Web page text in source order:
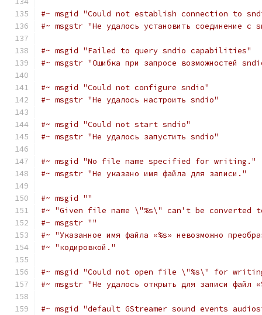
#~ msgid "Could not establish connection to
#~ msgstr "Не удалось установить соединение с
#~ msgid "Failed to query sndio capabilities"
#~ msgstr "Ошибка при запросе возможностей
#~ msgid "Could not configure sndio"
#~ msgstr "Не удалось настроить sndio"
#~ msgid "Could not start sndio"
#~ msgstr "Не удалось запустить sndio"
#~ msgid "No file name specified for writing."
#~ msgstr "Не указано имя файла для записи."
#~ msgid ""
#~ "Given file name \"%s\" can't be converted
#~ msgstr ""
#~ "Указанное имя файла «%s» невозможно
#~ "кодировкой."
#~ msgid "Could not open file \"%s\" for
#~ msgstr "Не удалось открыть для записи файл
#~ msgid "default GStreamer sound events